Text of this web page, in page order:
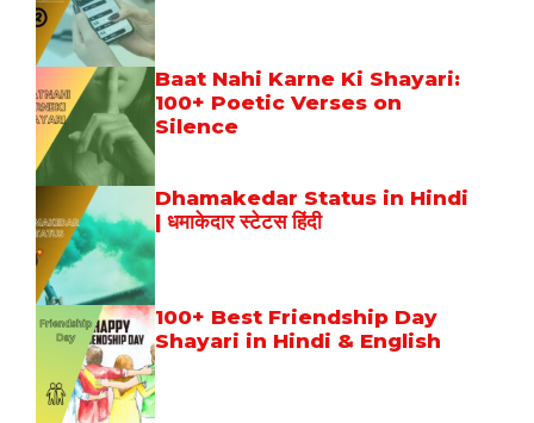
Baat Nahi Karne Ki Shayari:
100+ Poetic Verses on
Silence
Dhamakedar Status in Hindi
| धमाकेदार स्टेटस हिंदी
100+ Best Friendship Day
Shayari in Hindi & English